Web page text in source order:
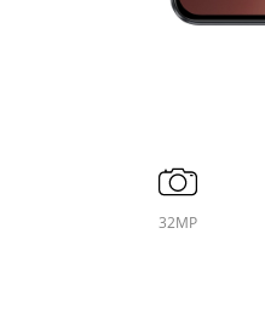
32MP